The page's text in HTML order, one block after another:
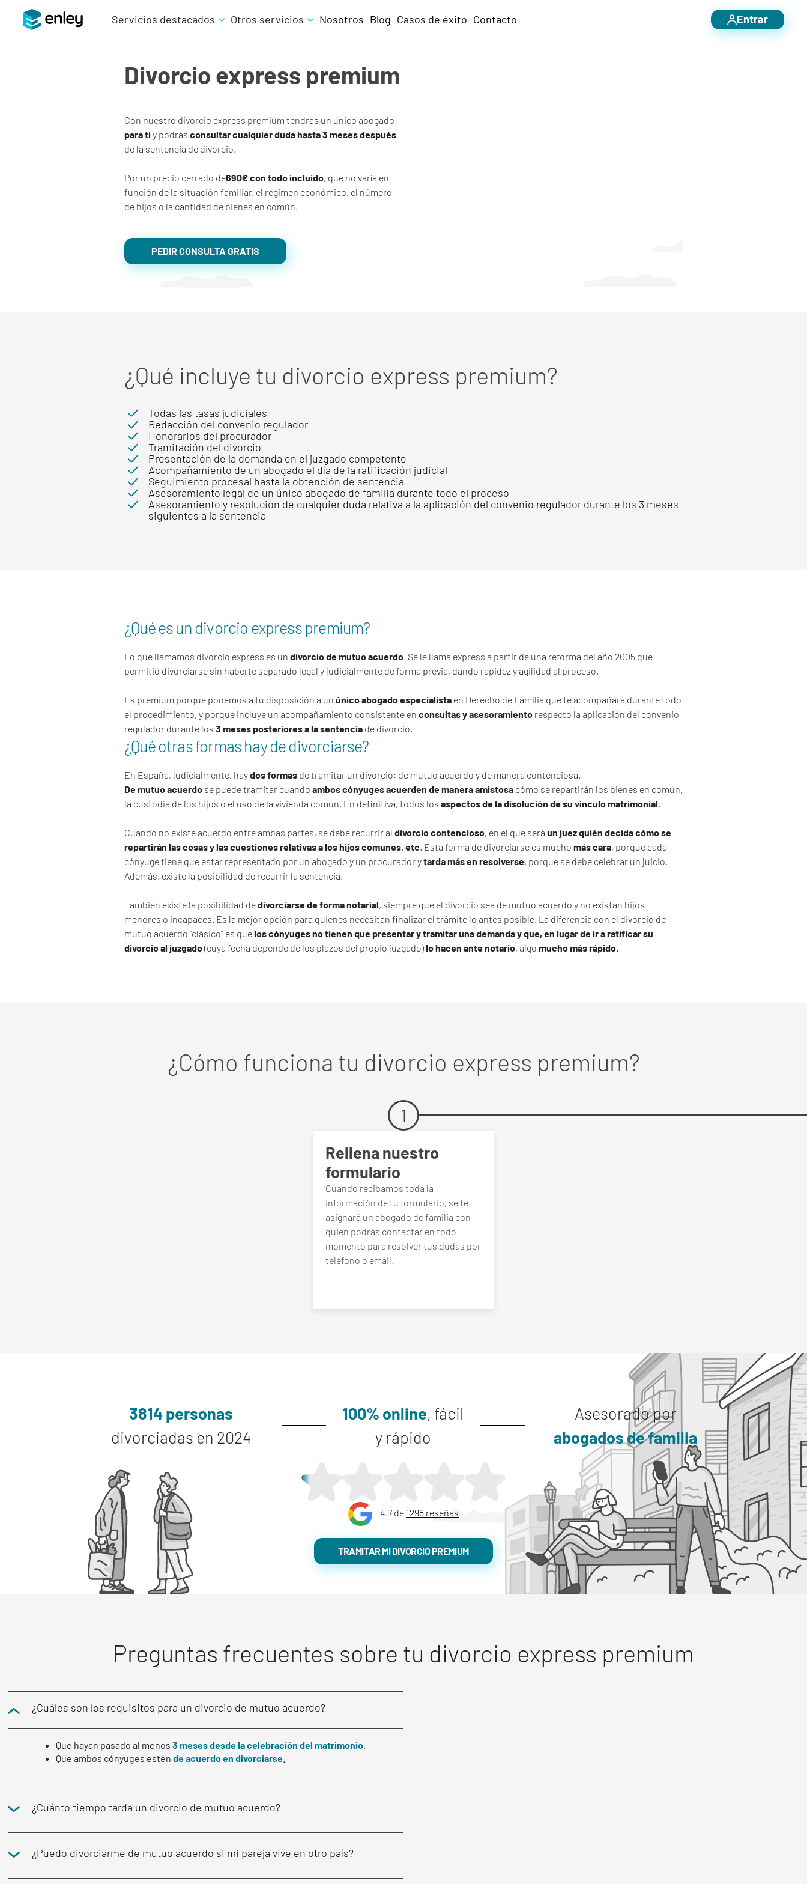
Servicios destacados Otros servicios Nosotros Blog Casos de éxito Contacto Entrar
Divorcio express premium
Con nuestro divorcio express premium tendrás un único abogado
para tiy podrás consultar cualquier duda hasta 3 meses después
de la sentencia de divorcio.
Por un precio cerrado de690€ con todo incluido, que no varía en
función de la situación familiar, el régimen económico, el número
de hijos o la cantidad de bienes en común.
PEDIR CONSULTA GRATIS
¿Qué incluye tu divorcio express premium?
Todas las tasas judiciales
Redacción del convenio regulador
Honorarios del procurador
Tramitación del divorcio
Presentación de la demanda en el juzgado competente
Acompañamiento de un abogado el día de la ratificación judicial
Seguimiento procesal hasta la obtención de sentencia
Asesoramiento legal de un único abogado de familia durante todo el proceso
Asesoramiento y resolución de cualquier duda relativa a la aplicación del convenio regulador durante los 3 meses
siguientes a la sentencia
¿Qué es un divorcio express premium?
Lo que llamamos divorcio express es un divorcio de mutuo acuerdo. Se le llama express a partir de una reforma del año 2005 que
permitió divorciarse sin haberte separado legal y judicialmente de forma previa, dando rapidez y agilidad al proceso.
Es premium porque ponemos a tu disposición a un único abogado especialista en Derecho de Familia que te acompañará durante todo
el procedimiento, y porque incluye un acompañamiento consistente en consultas y asesoramiento respecto la aplicación del convenio
regulador durante los 3 meses posteriores a la sentencia de divorcio.
¿Qué otras formas hay de divorciarse?
En España, judicialmente, haydos formas de tramitar un divorcio: de mutuo acuerdo y de manera contenciosa.
De mutuo acuerdo se puede tramitar cuando ambos cónyuges acuerden de manera amistosa cómo se repartirán los bienes en común,
la custodia de los hijos o el uso de la vivienda común. En definitiva, todos los aspectos de la disolución de su vínculo matrimonial.
Cuando no existe acuerdo entre ambas partes, se debe recurrir al divorcio contencioso, en el que será un juez quién decida cómo se
repartirán las cosas y las cuestiones relativas a los hijos comunes, etc. Esta forma de divorciarse es mucho más cara, porque cada
cónyuge tiene que estar representado por un abogado y un procurador ytarda más en resolverse, porque se debe celebrar un juicio.
Además, existe la posibilidad de recurrir la sentencia.
También existe la posibilidad dedivorciarse de forma notarial, siempre que el divorcio sea de mutuo acuerdo y no existan hijos
menores o incapaces. Es la mejor opción para quienes necesitan finalizar el trámite lo antes posible. La diferencia con el divorcio de
mutuo acuerdo “clásico” es quelos cónyuges no tienen que presentar y tramitar una demanda y que, en lugar de ir a ratificar su
divorcio al juzgado(cuya fecha depende de los plazos del propio juzgado)lo hacen ante notario, algo mucho más rápido.
¿Cómo funciona tu divorcio express premium?
1
Rellena nuestro
formulario
Cuando recibamos toda la
información de tu formulario, se te
asignará un abogado de familia con
quien podrás contactar en todo
momento para resolver tus dudas por
teléfono o email.
3814 personas
divorciadas en 2024
100% online, fácil
y rápido
Asesorado por
abogados de familia
4.7 de 1298 reseñas
TRAMITAR MI DIVORCIO PREMIUM
Preguntas frecuentes sobre tu divorcio express premium
¿Cuáles son los requisitos para un divorcio de mutuo acuerdo?
Que hayan pasado al menos 3 meses desde la celebración del matrimonio
Que ambos cónyuges estén de acuerdo en divorciarse
¿Cuánto tiempo tarda un divorcio de mutuo acuerdo?
¿Puedo divorciarme de mutuo acuerdo si mi pareja vive en otro país?